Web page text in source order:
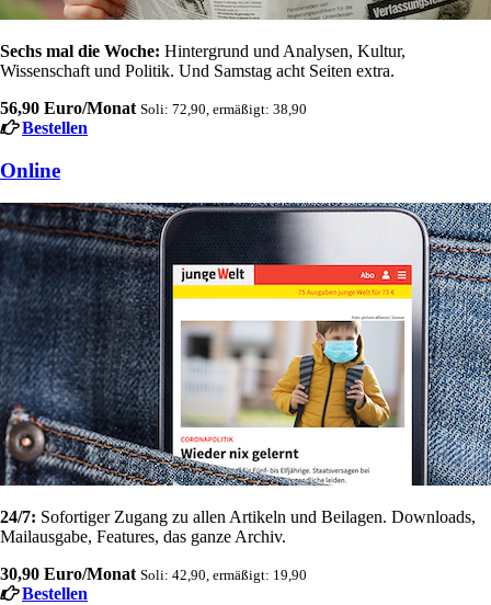
Sechs mal die Woche: Hintergrund und Analysen, Kultur,
Wissenschaft und Politik. Und Samstag acht Seiten extra.
56,90 Euro/Monat Soli: 72,90, ermäßigt: 38,90
Bestellen
Online
24/7: Sofortiger Zugang zu allen Artikeln und Beilagen. Downloads,
Mailausgabe, Features, das ganze Archiv.
30,90 Euro/Monat Soli: 42,90, ermäßigt: 19,90
Bestellen